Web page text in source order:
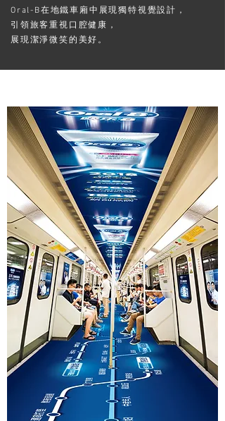
Oral-B在地鐵車廂中展現獨特視覺設計，
引領旅客重視口腔健康，
展現潔淨微笑的美好。